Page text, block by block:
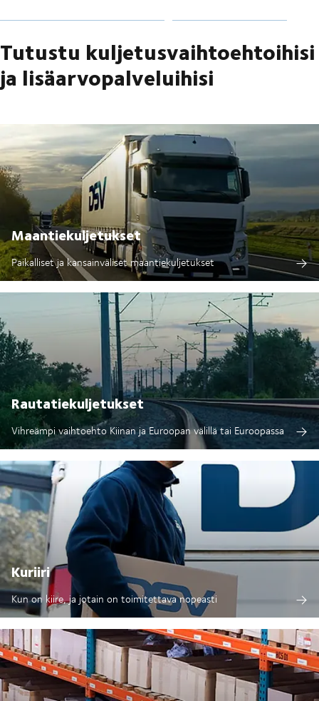
Tutustu kuljetusvaihtoehtoihisi
ja lisäarvopalveluihisi
Maantiekuljetukset
Paikalliset ja kansainväliset maantiekuljetukset
Rautatiekuljetukset
Vihreämpi vaihtoehto Kiinan ja Euroopan välillä tai Euroopassa
Kuriiri
Kun on kiire, ja jotain on toimitettava nopeasti